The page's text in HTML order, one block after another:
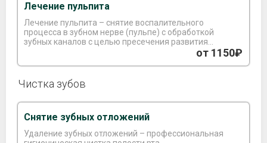
Лечение пульпита
Лечение пульпита – снятие воспалительного
процесса в зубном нерве (пульпе) с обработкой
зубных каналов с целью пресечения развития
от 1150₽
Чистка зубов
Снятие зубных отложений
Удаление зубных отложений – профессиональная